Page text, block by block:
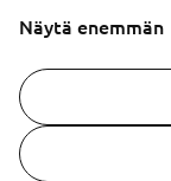
© Copyright - 2026
Reserved
Näytä enemmän